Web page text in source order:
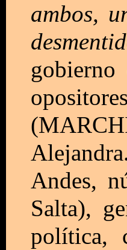
ambos,
Andes,
Salta),
política,